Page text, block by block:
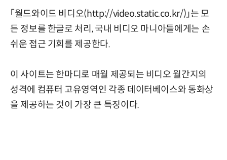
「월드와이드 비디오(http;//video.static.co.kr/)」는 모
든 정보를 한글로 처리, 국내 비디오 마니아들에게는 손
쉬운 접근 기회를 제공한다.
이 사이트는 한마디로 매월 제공되는 비디오 월간지의
성격에 컴퓨터 고유영역인 각종 데이터베이스와 동화상
을 제공하는 것이 가장 큰 특징이다.